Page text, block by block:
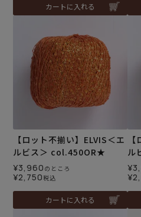
カートに入れる
【ロット不揃い】ELVIS＜エ
ルビス＞ col.450OR★
¥3,960 のところ
¥2,750税込
カートに入れる
ル
¥
¥